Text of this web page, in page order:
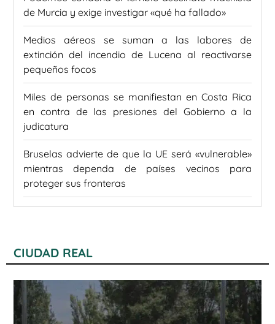
de Murcia y exige investigar «qué ha fallado»
Medios aéreos se suman a las labores de
extinción del incendio de Lucena al reactivarse
pequeños focos
Miles de personas se manifiestan en Costa Rica
en contra de las presiones del Gobierno a la
judicatura
Bruselas advierte de que la UE será «vulnerable»
mientras dependa de países vecinos para
proteger sus fronteras
CIUDAD REAL